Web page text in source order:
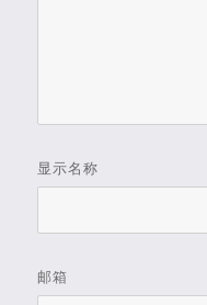
显示名称
邮箱